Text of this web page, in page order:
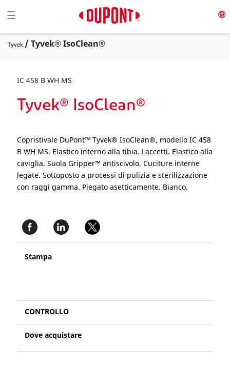
Toggle navigation
☰
Tyvek / Tyvek® IsoClean®
IC 458 B WH MS
Tyvek® IsoClean®
Copristivale DuPont™ Tyvek® IsoClean®, modello IC 458
B WH MS. Elastico interno alla tibia. Laccetti. Elastico alla
caviglia. Suola Gripper™ antiscivolo. Cuciture interne
legate. Sottoposto a processi di pulizia e sterilizzazione
con raggi gamma. Piegato asetticamente. Bianco.
Stampa
CONTROLLO
Dove acquistare